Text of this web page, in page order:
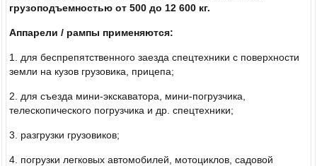
грузоподъемностью от 500 до 12 600 кг.
Аппарели / рампы применяются:
1. для беспрепятственного заезда спецтехники с поверхности
земли на кузов грузовика, прицепа;
2. для съезда мини-экскаватора, мини-погрузчика,
телескопического погрузчика и др. спецтехники;
3. разгрузки грузовиков;
4. погрузки легковых автомобилей, мотоциклов, садовой